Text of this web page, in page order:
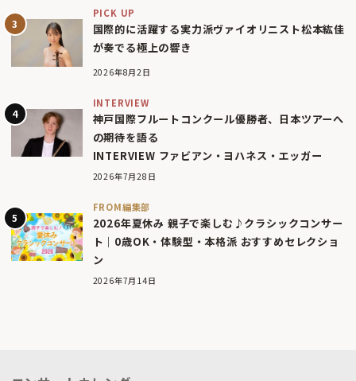
PICK UP
国際的に活躍する実力派ヴァイオリニスト松本紘佳
が奏でる極上の響き
2026年8月2日
INTERVIEW
神戸国際フルートコンクール優勝者、日本ツアーへ
の期待を語る
INTERVIEW ファビアン・ヨハネス・エッガー
2026年7月28日
FROM編集部
2026年夏休み 親子で楽しむ♪クラシックコンサー
ト｜0歳OK・体験型・本格派 おすすめセレクショ
ン
2026年7月14日